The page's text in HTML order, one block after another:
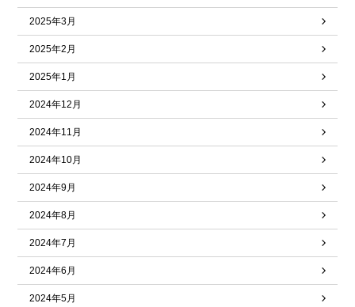
2025年3月
2025年2月
2025年1月
2024年12月
2024年11月
2024年10月
2024年9月
2024年8月
2024年7月
2024年6月
2024年5月